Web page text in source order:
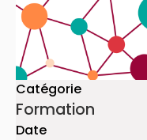
Catégorie
Formation
Date